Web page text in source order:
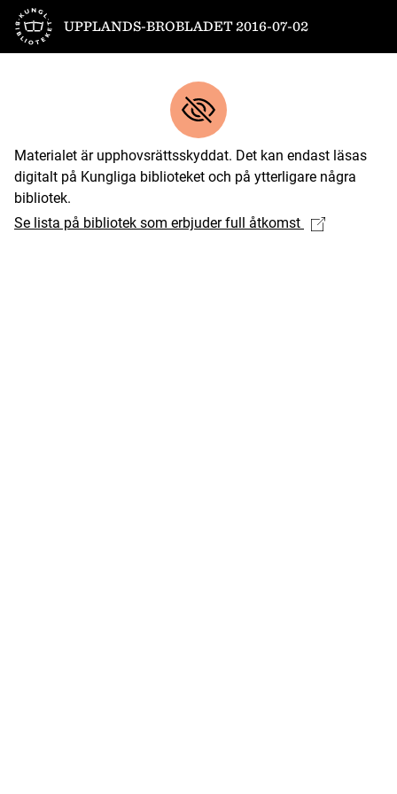
Till startsidan
UPPLANDS-BROBLADET 2016-07-02
Materialet är upphovsrättsskyddat. Det kan endast läsas
digitalt på Kungliga biblioteket och på ytterligare några
bibliotek.
Se lista på bibliotek som erbjuder full åtkomst